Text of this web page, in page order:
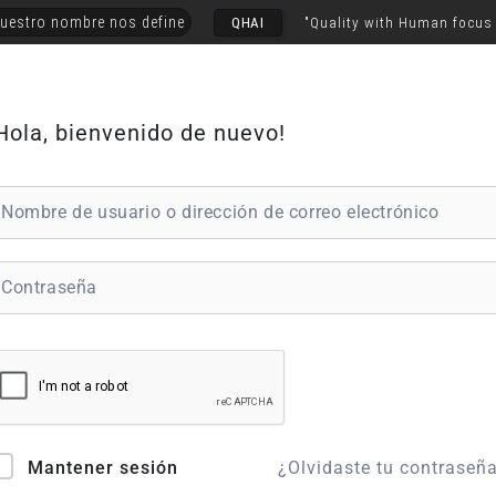
nombre nos define QHAI "Quality with Human focus
bienvenido de nuevo!
Mantener sesión ¿Olvidaste tu